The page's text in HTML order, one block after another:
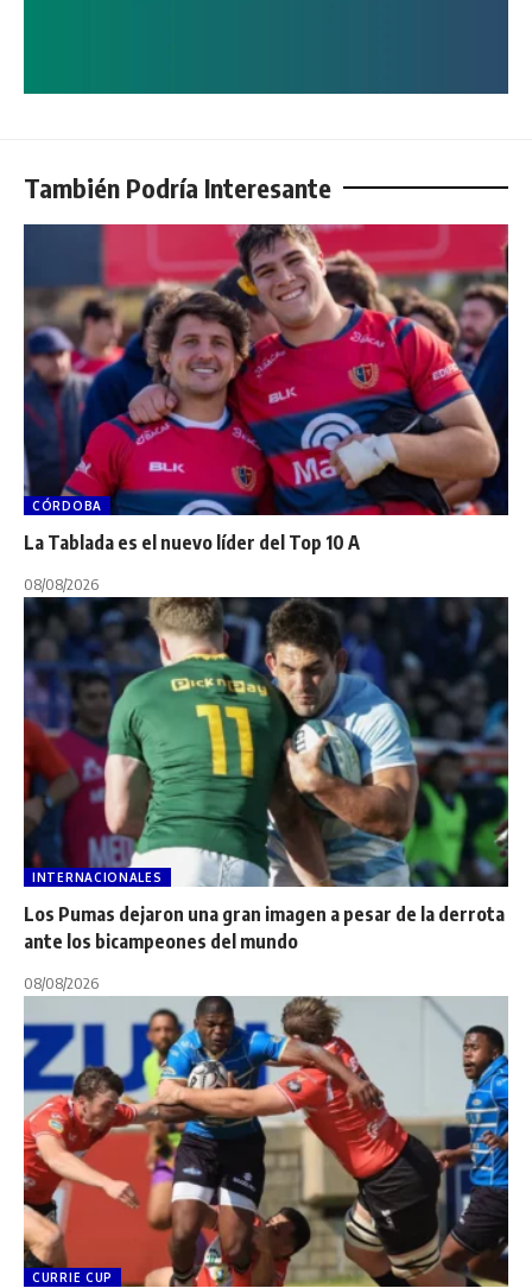
También Podría Interesante
CÓRDOBA
La Tablada es el nuevo líder del Top 10 A
08/08/2026
INTERNACIONALES
Los Pumas dejaron una gran imagen a pesar de la derrota
ante los bicampeones del mundo
08/08/2026
CURRIE CUP